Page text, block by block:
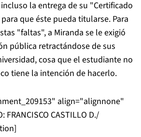
la entrega de su "Certificado
que éste pueda titularse. Para
"faltas", a Miranda se le exigió
pública retractándose de sus
cosa que el estudiante no
tiene la intención de hacerlo.
align="alignnone"
FRANCISCO CASTILLO D./